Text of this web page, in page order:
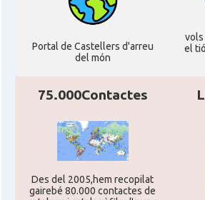
Consolat Consolat
Ambaixada
Ambaixada
* + ambaixades i
Portal de Castellers d'arreu
del món
vols
el
75.000Contactes
Des del 2005,hem recopilat
gairebé 80.000 contactes de